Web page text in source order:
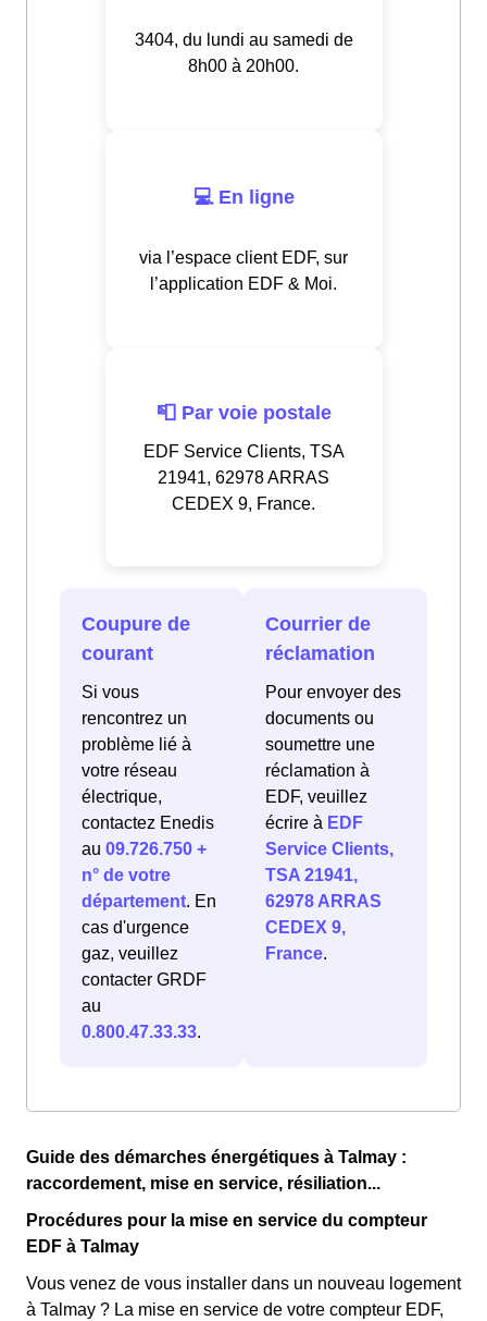
3404, du lundi au samedi de
8h00 à 20h00.
💻 En ligne
via l’espace client EDF, sur
l’application EDF & Moi.
📮 Par voie postale
EDF Service Clients, TSA
21941, 62978 ARRAS
CEDEX 9, France.
Coupure de
courant
Si vous
rencontrez un
problème lié à
votre réseau
électrique,
contactez Enedis
au 09.726.750 +
n° de votre
département. En
cas d'urgence
gaz, veuillez
contacter GRDF
au
0.800.47.33.33.
Courrier de
réclamation
Pour envoyer des
documents ou
soumettre une
réclamation à
EDF, veuillez
écrire à EDF
Service Clients,
TSA 21941,
62978 ARRAS
CEDEX 9,
France.
Guide des démarches énergétiques à Talmay :
raccordement, mise en service, résiliation...
Procédures pour la mise en service du compteur
EDF à Talmay
Vous venez de vous installer dans un nouveau logement
à Talmay ? La mise en service de votre compteur EDF,